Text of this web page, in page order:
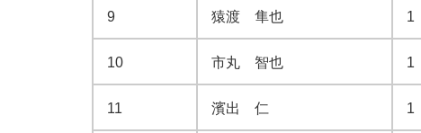
9 猿渡 隼也 1
10 市丸 智也 1
11 濱出 仁 1